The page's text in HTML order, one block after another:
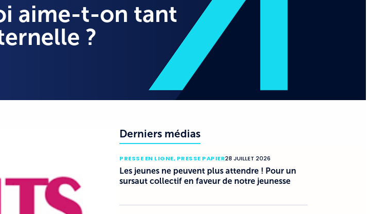
aime-t-on tant
?
Derniers médias
PRESSE EN LIGNE, PRESSE PAPIER28 JUILLET 2026
Les jeunes ne peuvent plus attendre ! Pour un
sursaut collectif en faveur de notre jeunesse